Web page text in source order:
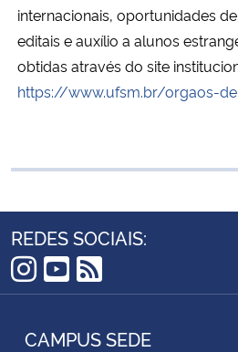
internacionais, oportunidades
editais e auxílio a alunos
obtidas através do site
https://www.ufsm.br/orgaos-
REDES SOCIAIS:
Instagram
YouTube
RSS
CAMPUS SEDE